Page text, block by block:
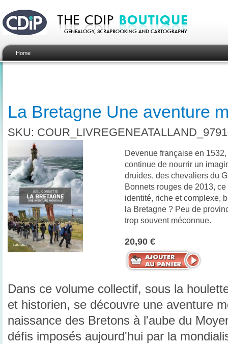
Home
La Bretagne Une aventure
SKU:
Devenue française en
continue de nourrir un
druides, des chevaliers du
Bonnets rouges de 2013,
identité, riche et complexe,
la Bretagne ? Peu de
trop souvent méconnue.
20,90 €
Dans ce volume collectif, sous la
et historien, se découvre une aventure
naissance des Bretons à l'aube du
défis imposés aujourd'hui par la